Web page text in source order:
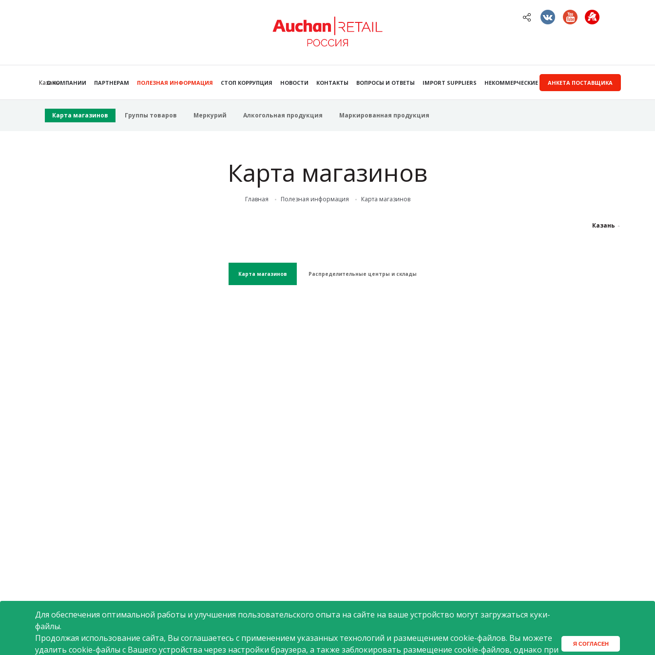
Для обеспечения оптимальной работы и улучшения пользовательского опыта на сайте на ваше устройство могут загружаться куки-
файлы.
Продолжая использование сайта, Вы соглашаетесь с применением указанных технологий и размещением cookie-файлов. Вы можете
удалить cookie-файлы с Вашего устройства через настройки браузера, а также заблокировать размещение cookie-файлов, однако при
Я СОГЛАСЕН
Казань АНКЕТА ПОСТАВЩИКА
О КОМПАНИИ ПАРТНЕРАМ ПОЛЕЗНАЯ ИНФОРМАЦИЯ СТОП КОРРУПЦИЯ НОВОСТИ КОНТАКТЫ ВОПРОСЫ И ОТВЕТЫ IMPORT SUPPLIERS НЕКОММЕРЧЕСКИЕ ЗАКУПКИ
Карта магазинов Группы товаров Меркурий Алкогольная продукция Маркированная продукция
Карта магазинов
Главная Полезная информация Карта магазинов
Казань
Карта магазинов Распределительные центры и склады